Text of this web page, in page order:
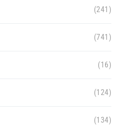
(241)
(741)
(16)
(124)
(134)